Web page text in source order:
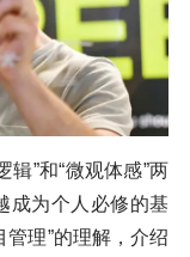
”和“微观体感”两
成为个人必修的基
理”的理解，介绍